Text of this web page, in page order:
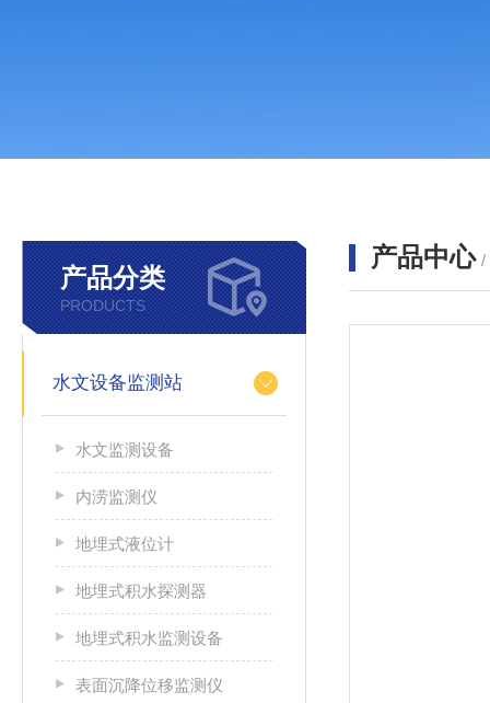
产品分类
PRODUCTS
水文设备监测站
水文监测设备
内涝监测仪
地埋式液位计
地埋式积水探测器
地埋式积水监测设备
表面沉降位移监测仪
产品中心 /